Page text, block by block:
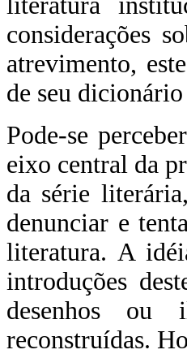
considerações
atrevimento,
de seu
Pode-se
eixo central da
da série
denunciar e
literatura. A
introduções
desenhos ou
reconstruídas.